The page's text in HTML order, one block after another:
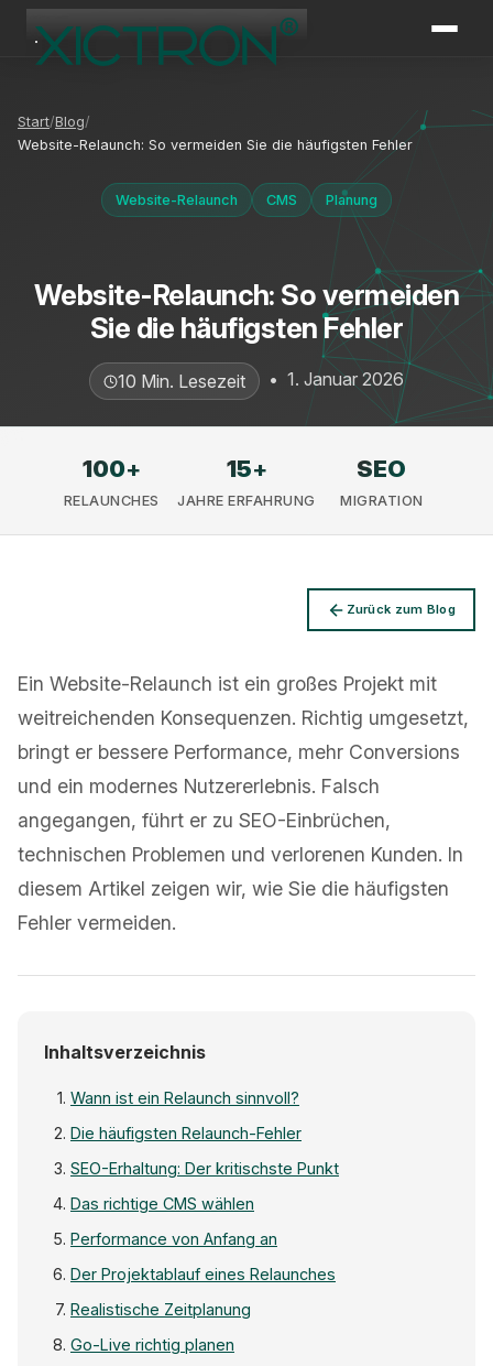
Start Blog
Website-Relaunch: So vermeiden Sie die häufigsten Fehler
Website-Relaunch CMS Planung
Website-Relaunch: So vermeiden
Sie die häufigsten Fehler
10 Min. Lesezeit • 1. Januar 2026
100+
RELAUNCHES
15+
JAHRE ERFAHRUNG
SEO
MIGRATION
Zurück zum Blog
Ein Website-Relaunch ist ein großes Projekt mit
weitreichenden Konsequenzen. Richtig umgesetzt,
bringt er bessere Performance, mehr Conversions
und ein modernes Nutzererlebnis. Falsch
angegangen, führt er zu SEO-Einbrüchen,
technischen Problemen und verlorenen Kunden. In
diesem Artikel zeigen wir, wie Sie die häufigsten
Fehler vermeiden.
Inhaltsverzeichnis
Wann ist ein Relaunch sinnvoll?
Die häufigsten Relaunch-Fehler
SEO-Erhaltung: Der kritischste Punkt
Das richtige CMS wählen
Performance von Anfang an
Der Projektablauf eines Relaunches
Realistische Zeitplanung
Go-Live richtig planen
XICTRON